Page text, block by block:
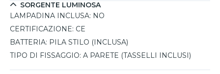
SORGENTE LUMINOSA
LAMPADINA INCLUSA: NO
CERTIFICAZIONE: CE
BATTERIA: PILA STILO (INCLUSA)
TIPO DI FISSAGGIO: A PARETE (TASSELLI INCLUSI)